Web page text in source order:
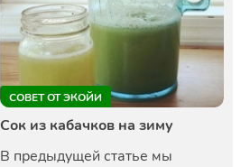
СОВЕТ ОТ ЭКОЙИ
Сок из кабачков на зиму
В предыдущей статье мы